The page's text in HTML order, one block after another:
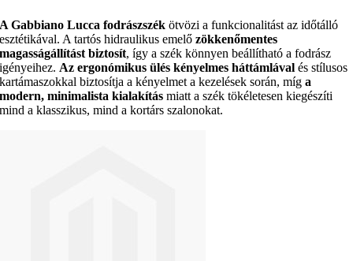
A Gabbiano Lucca fodrászszék ötvözi a funkcionalitást az időtálló
esztétikával. A tartós hidraulikus emelőzökkenőmentes
magasságállítást biztosít, így a szék könnyen beállítható a fodrász
igényeihez. Az ergonómikus ülés kényelmes háttámlával és stílusos
kartámaszokkal biztosítja a kényelmet a kezelések során, míga
modern, minimalista kialakításmiatt a szék tökéletesen kiegészíti
mind a klasszikus, mind a kortárs szalonokat.